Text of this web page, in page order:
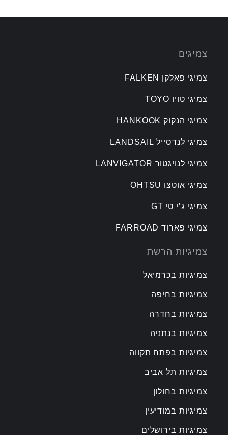
צמיגים
צמיגי פאלקן FALKEN
צמיגי טויו TOYO
צמיגי הנקוק HANKOOK
צמיגי לנדסייל LANDSAIL
צמיגי לנויגטור LANVIGATOR
צמיגי אוטצו OHTSU
צמיגי ג’י טי GT
צמיגי פארוד FARROAD
צמיגיות הרשת
צמיגיות בכרמיאל
צמיגיות בחיפה
צמיגיות בחדרה
צמיגיות בנתניה
צמיגיות בפתח תקווה
צמיגיות תל אביב
צמיגיות בחולון
צמיגיות במודיעין
צמיגיות בירושלים